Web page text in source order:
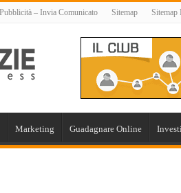
Pubblicità – Invia Comunicato Sitemap Sitemap
Marketing Guadagnare Online